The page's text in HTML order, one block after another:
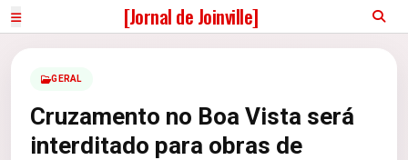
[Jornal de Joinville]
GERAL
Cruzamento no Boa Vista será
interditado para obras de